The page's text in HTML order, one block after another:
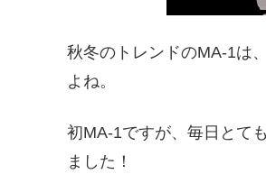
秋冬のトレンドのMA-1は
よね。
初MA-1ですが、毎日とて
ました！